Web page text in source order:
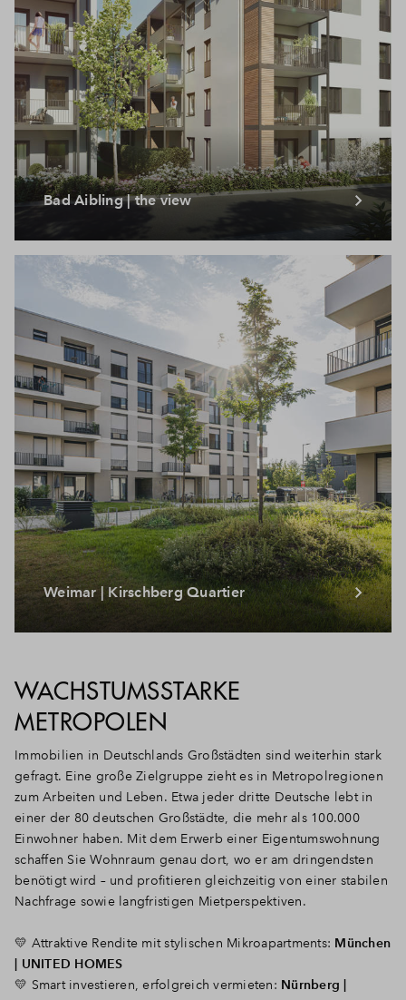
Bad Aibling | the view
Weimar | Kirschberg Quartier
WACHSTUMSSTARKE
METROPOLEN
Immobilien in Deutschlands Großstädten sind weiterhin stark
gefragt. Eine große Zielgruppe zieht es in Metropolregionen
zum Arbeiten und Leben. Etwa jeder dritte Deutsche lebt in
einer der 80 deutschen Großstädte, die mehr als 100.000
Einwohner haben. Mit dem Erwerb einer Eigentumswohnung
schaffen Sie Wohnraum genau dort, wo er am dringendsten
benötigt wird – und profitieren gleichzeitig von einer stabilen
Nachfrage sowie langfristigen Mietperspektiven.
💛 Attraktive Rendite mit stylischen Mikroapartments: München
| UNITED HOMES
💛 Smart investieren, erfolgreich vermieten: Nürnberg |